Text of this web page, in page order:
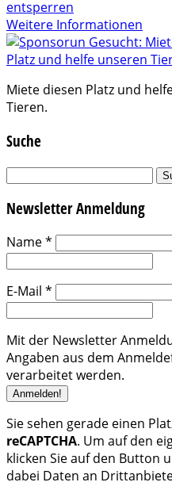
entsperren
Weitere Informationen
Miete diesen Platz und
Tieren.
Suche
Suchen
Newsletter Anmeldung
Name*
E-Mail *
Mit der Newsletter
Angaben aus dem
verarbeitet werden.
Sie sehen gerade einen
reCAPTCHA. Um auf den
klicken Sie auf den Button
dabei Daten an